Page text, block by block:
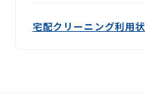
宅配クリーニング利用